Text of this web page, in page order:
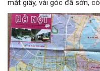
mặt giấy, vài góc đã sờn,
khoanh tròn tên phố.
tấm vé tàu hay một lá thư
một tấm bản đồ. Bởi trên
thanh xuân của tôi.